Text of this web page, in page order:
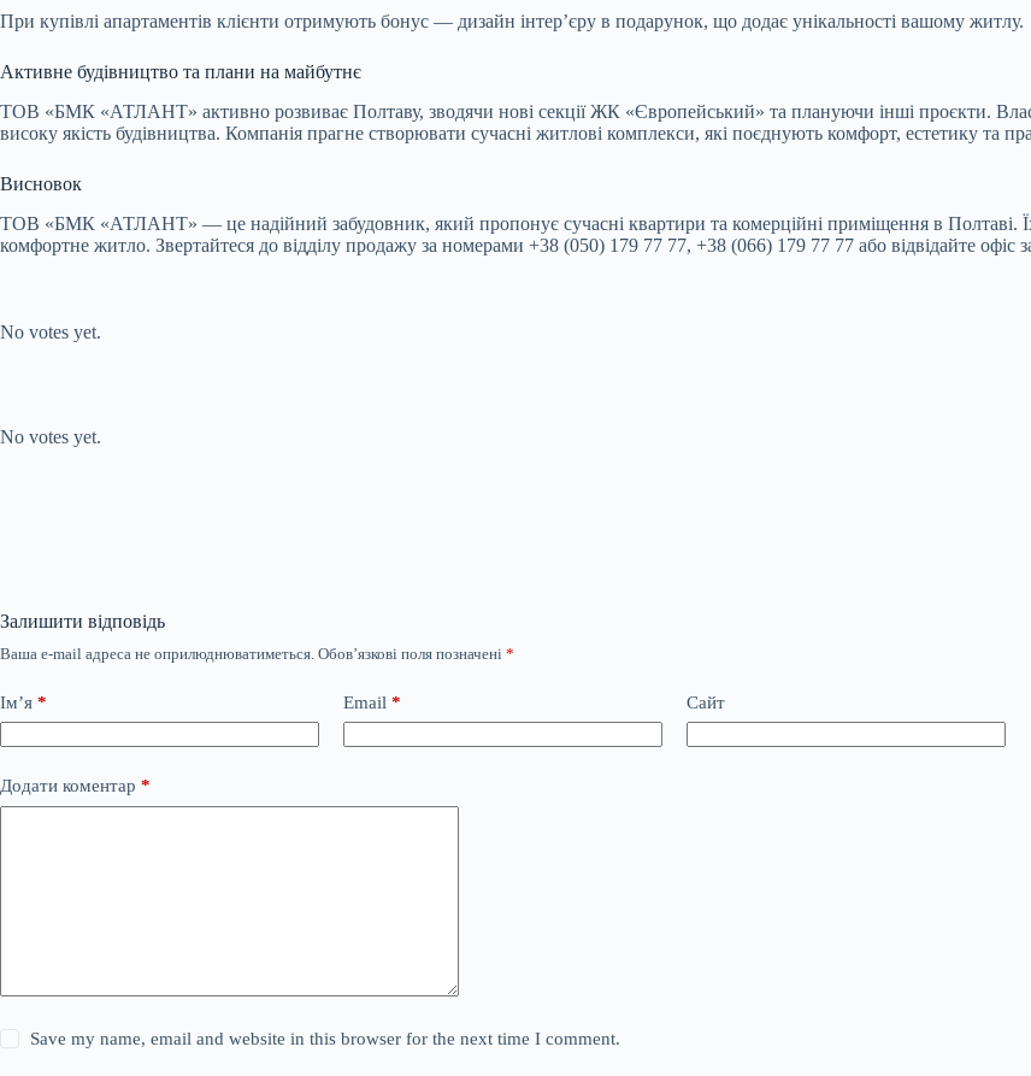
При купівлі апартаментів клієнти отримують бонус — дизайн інтер’єру в подарунок, що додає унікальності вашому житлу.
Активне будівництво та плани на майбутнє
ТОВ «БМК «АТЛАНТ» активно розвиває Полтаву, зводячи нові секції ЖК «Європейський» та плануючи інші проєкти.
високу якість будівництва. Компанія прагне створювати сучасні житлові комплекси, які поєднують комфорт, естетику та
Висновок
ТОВ «БМК «АТЛАНТ» — це надійний забудовник, який пропонує сучасні квартири та комерційні приміщення в Полтаві.
комфортне житло. Звертайтеся до відділу продажу за номерами +38 (050) 179 77 77, +38 (066) 179 77 77 або відвідайте офіс
No votes yet.
No votes yet.
Залишити відповідь
Ваша e-mail адреса не оприлюднюватиметься. Обов’язкові поля позначені *
Ім’я * Email * Сайт
Додати коментар *
Save my name, email and website in this browser for the next time I comment.